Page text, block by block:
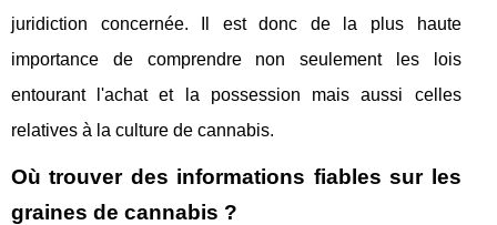
juridiction concernée. Il est donc de la plus haute
importance de comprendre non seulement les lois
entourant l'achat et la possession mais aussi celles
relatives à la culture de cannabis.
Où trouver des informations fiables sur les
graines de cannabis ?